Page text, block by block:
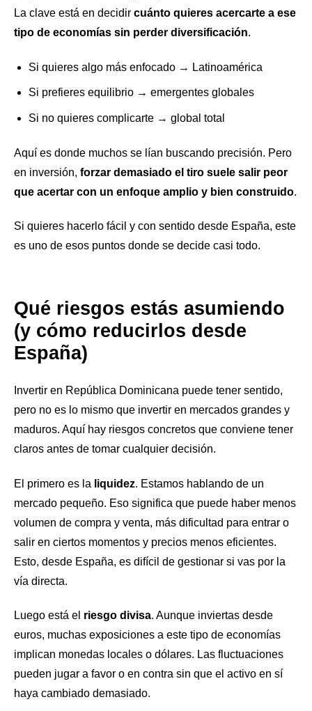
La clave está en decidir cuánto quieres acercarte a ese
tipo de economías sin perder diversificación.
Si quieres algo más enfocado → Latinoamérica
Si prefieres equilibrio → emergentes globales
Si no quieres complicarte → global total
Aquí es donde muchos se lían buscando precisión. Pero
en inversión, forzar demasiado el tiro suele salir peor
que acertar con un enfoque amplio y bien construido.
Si quieres hacerlo fácil y con sentido desde España, este
es uno de esos puntos donde se decide casi todo.
Qué riesgos estás asumiendo
(y cómo reducirlos desde
España)
Invertir en República Dominicana puede tener sentido,
pero no es lo mismo que invertir en mercados grandes y
maduros. Aquí hay riesgos concretos que conviene tener
claros antes de tomar cualquier decisión.
El primero es la liquidez. Estamos hablando de un
mercado pequeño. Eso significa que puede haber menos
volumen de compra y venta, más dificultad para entrar o
salir en ciertos momentos y precios menos eficientes.
Esto, desde España, es difícil de gestionar si vas por la
vía directa.
Luego está el riesgo divisa. Aunque inviertas desde
euros, muchas exposiciones a este tipo de economías
implican monedas locales o dólares. Las fluctuaciones
pueden jugar a favor o en contra sin que el activo en sí
haya cambiado demasiado.